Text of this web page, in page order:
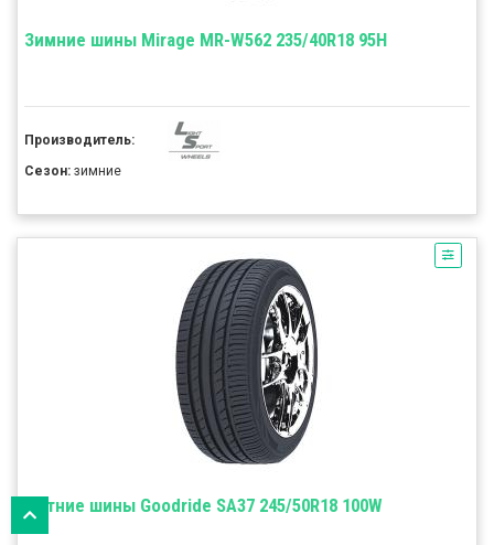
Зимние шины Mirage MR-W562 235/40R18 95H
Производитель:
Сезон: зимние
Летние шины Goodride SA37 245/50R18 100W